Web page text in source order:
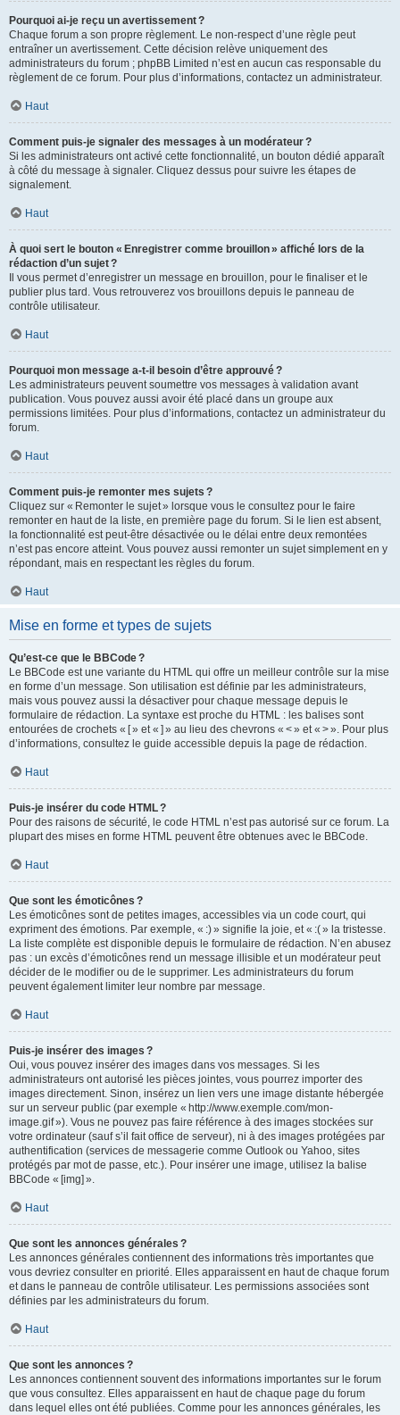
Pourquoi ai-je reçu un avertissement ?
Chaque forum a son propre règlement. Le non-respect d’une règle peut
entraîner un avertissement. Cette décision relève uniquement des
administrateurs du forum ; phpBB Limited n’est en aucun cas responsable du
règlement de ce forum. Pour plus d’informations, contactez un administrateur.
Haut
Comment puis-je signaler des messages à un modérateur ?
Si les administrateurs ont activé cette fonctionnalité, un bouton dédié apparaît
à côté du message à signaler. Cliquez dessus pour suivre les étapes de
signalement.
Haut
À quoi sert le bouton « Enregistrer comme brouillon » affiché lors de la
rédaction d’un sujet ?
Il vous permet d’enregistrer un message en brouillon, pour le finaliser et le
publier plus tard. Vous retrouverez vos brouillons depuis le panneau de
contrôle utilisateur.
Haut
Pourquoi mon message a-t-il besoin d’être approuvé ?
Les administrateurs peuvent soumettre vos messages à validation avant
publication. Vous pouvez aussi avoir été placé dans un groupe aux
permissions limitées. Pour plus d’informations, contactez un administrateur du
forum.
Haut
Comment puis-je remonter mes sujets ?
Cliquez sur « Remonter le sujet » lorsque vous le consultez pour le faire
remonter en haut de la liste, en première page du forum. Si le lien est absent,
la fonctionnalité est peut-être désactivée ou le délai entre deux remontées
n’est pas encore atteint. Vous pouvez aussi remonter un sujet simplement en y
répondant, mais en respectant les règles du forum.
Haut
Mise en forme et types de sujets
Qu’est-ce que le BBCode ?
Le BBCode est une variante du HTML qui offre un meilleur contrôle sur la mise
en forme d’un message. Son utilisation est définie par les administrateurs,
mais vous pouvez aussi la désactiver pour chaque message depuis le
formulaire de rédaction. La syntaxe est proche du HTML : les balises sont
entourées de crochets « [ » et « ] » au lieu des chevrons « < » et « > ». Pour plus
d’informations, consultez le guide accessible depuis la page de rédaction.
Haut
Puis-je insérer du code HTML ?
Pour des raisons de sécurité, le code HTML n’est pas autorisé sur ce forum. La
plupart des mises en forme HTML peuvent être obtenues avec le BBCode.
Haut
Que sont les émoticônes ?
Les émoticônes sont de petites images, accessibles via un code court, qui
expriment des émotions. Par exemple, « :) » signifie la joie, et « :( » la tristesse.
La liste complète est disponible depuis le formulaire de rédaction. N’en abusez
pas : un excès d’émoticônes rend un message illisible et un modérateur peut
décider de le modifier ou de le supprimer. Les administrateurs du forum
peuvent également limiter leur nombre par message.
Haut
Puis-je insérer des images ?
Oui, vous pouvez insérer des images dans vos messages. Si les
administrateurs ont autorisé les pièces jointes, vous pourrez importer des
images directement. Sinon, insérez un lien vers une image distante hébergée
sur un serveur public (par exemple « http://www.exemple.com/mon-
image.gif »). Vous ne pouvez pas faire référence à des images stockées sur
votre ordinateur (sauf s’il fait office de serveur), ni à des images protégées par
authentification (services de messagerie comme Outlook ou Yahoo, sites
protégés par mot de passe, etc.). Pour insérer une image, utilisez la balise
BBCode « [img] ».
Haut
Que sont les annonces générales ?
Les annonces générales contiennent des informations très importantes que
vous devriez consulter en priorité. Elles apparaissent en haut de chaque forum
et dans le panneau de contrôle utilisateur. Les permissions associées sont
définies par les administrateurs du forum.
Haut
Que sont les annonces ?
Les annonces contiennent souvent des informations importantes sur le forum
que vous consultez. Elles apparaissent en haut de chaque page du forum
dans lequel elles ont été publiées. Comme pour les annonces générales, les